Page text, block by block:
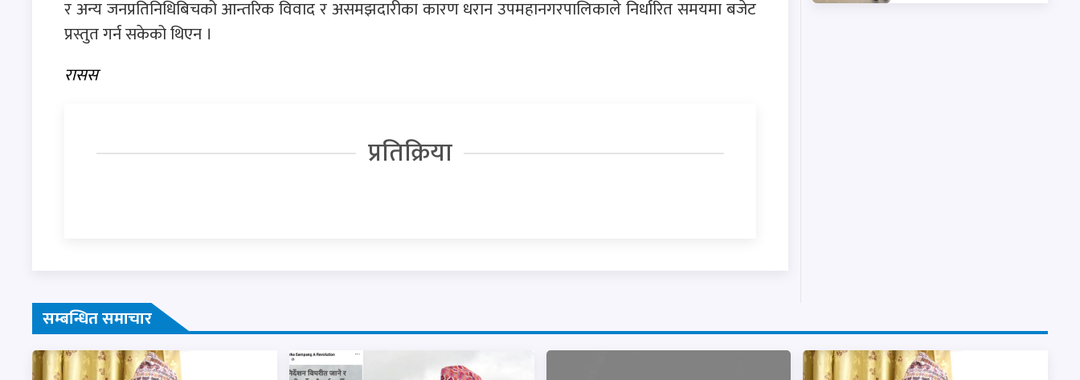
र अन्य जनप्रतिनिधिबिचको आन्तरिक विवाद र असमझदारीका कारण धरान उपमहानगरपालिकाले निर्धारित समयमा बजेट
प्रस्तुत गर्न सकेको थिएन ।
रासस
प्रतिक्रिया
सम्बन्धित समाचार